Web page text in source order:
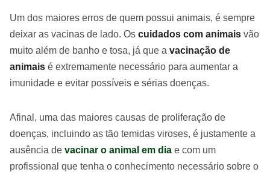
Um dos maiores erros de quem possui animais, é sempre
deixar as vacinas de lado. Os cuidados com animais vão
muito além de banho e tosa, já que a vacinação de
animais é extremamente necessário para aumentar a
imunidade e evitar possíveis e sérias doenças.
Afinal, uma das maiores causas de proliferação de
doenças, incluindo as tão temidas viroses, é justamente a
ausência de vacinar o animal em dia e com um
profissional que tenha o conhecimento necessário sobre o